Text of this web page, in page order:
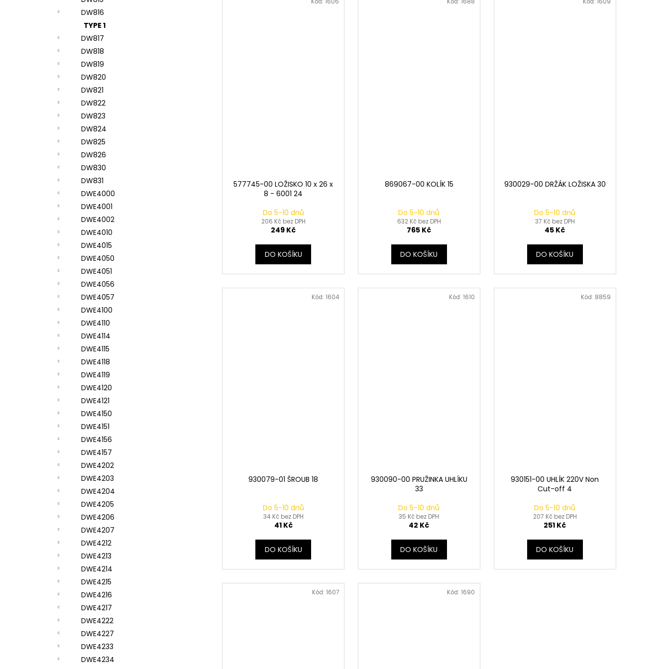
DW816
TYPE 1
DW817
DW818
DW819
DW820
DW821
DW822
DW823
DW824
DW825
DW826
DW830
DW831
DWE4000
DWE4001
DWE4002
DWE4010
DWE4015
DWE4050
DWE4051
DWE4056
DWE4057
DWE4100
DWE4110
DWE4114
DWE4115
DWE4118
DWE4119
DWE4120
DWE4121
DWE4150
DWE4151
DWE4156
DWE4157
DWE4202
DWE4203
DWE4204
DWE4205
DWE4206
DWE4207
DWE4212
DWE4213
DWE4214
DWE4215
DWE4216
DWE4217
DWE4222
DWE4227
DWE4233
DWE4234
577745-00 LOŽISKO 10 x 26 x
8 - 6001 24
Do 5-10 dnů
206 Kč bez DPH
249 Kč
DO KOŠÍKU
Kód:1606
869067-00 KOLÍK 15
Do 5-10 dnů
632 Kč bez DPH
765 Kč
DO KOŠÍKU
Kód: 1688
930029-00 DRŽÁK LOŽISKA 30
Do 5-10 dnů
37 Kč bez DPH
45 Kč
DO KOŠÍKU
Kód: 1609
930079-01 ŠROUB 18
Do 5-10 dnů
34 Kč bez DPH
41 Kč
DO KOŠÍKU
Kód:1604
930090-00 PRUŽINKA UHLÍKU
33
Do 5-10 dnů
35 Kč bez DPH
42 Kč
DO KOŠÍKU
Kód: 1610
930151-00 UHLÍK 220V Non
Cut-off 4
Do 5-10 dnů
207 Kč bez DPH
251 Kč
DO KOŠÍKU
Kód: 8859
Kód:1607 Kód: 1690